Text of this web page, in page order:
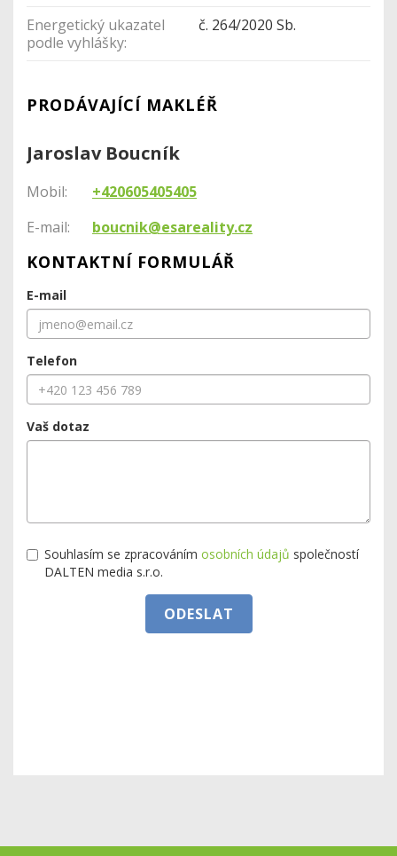
Energetický ukazatel
podle vyhlášky:
č. 264/2020 Sb.
PRODÁVAJÍCÍ MAKLÉŘ
Jaroslav Boucník
Mobil:
+420605405405
E-mail:
boucnik@esareality.cz
KONTAKTNÍ FORMULÁŘ
E-mail
Telefon
Vaš dotaz
Souhlasím se zpracováním osobních údajů společností
DALTEN media s.r.o.
ODESLAT